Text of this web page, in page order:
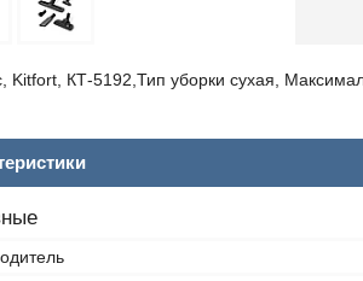
Kitfort, КТ-5192,Тип уборки сухая,